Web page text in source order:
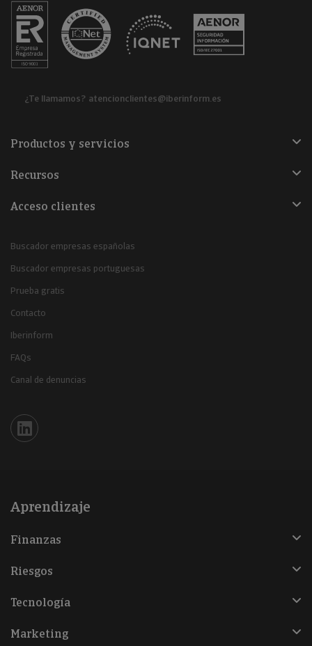
¿Te llamamos? atencionclientes@iberinform.es
Productos y servicios
Recursos
Acceso clientes
Buscador empresas españolas
Buscador empresas portuguesas
Prueba gratis
Contacto
Iberinform
FAQs
Canal de denuncias
Iberinform en Linkedin
Aprendizaje
Finanzas
Riesgos
Tecnología
Marketing